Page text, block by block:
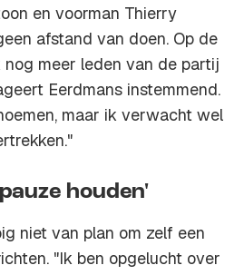
en voorman Thierry
afstand van doen. Op de
meer leden van de partij
Eerdmans instemmend.
maar ik verwacht wel
houden'
niet van plan om zelf een
"Ik ben opgelucht over